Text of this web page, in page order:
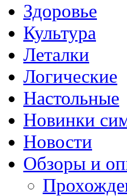
Здоровье
Культура
Леталки
Логические
Настольные
Новинки
Новости
Обзоры и